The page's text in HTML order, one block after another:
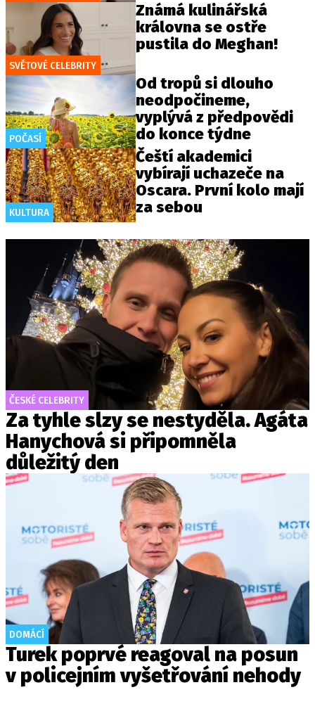
SVĚTOVÉ CELEBRITY
Známá kulinářská
královna se ostře
pustila do Meghan!
POČASÍ
Od tropů si dlouho
neodpočineme,
vyplývá z předpovědi
do konce týdne
KULTURA
Čeští akademici
vybírají uchazeče na
Oscara. První kolo mají
za sebou
ČESKÉ CELEBRITY
Za tyhle slzy se nestyděla. Agáta
Hanychová si připomněla
důležitý den
DOMÁCÍ
Turek poprvé reagoval na posun
v policejním vyšetřování nehody